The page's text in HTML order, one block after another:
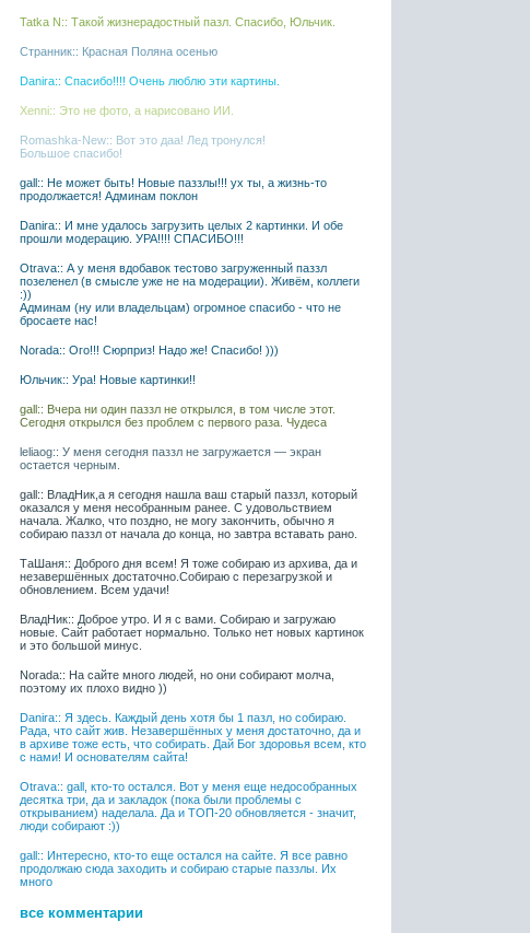
Tatka N:: Такой жизнерадостный пазл. Спасибо, Юльчик.
Странник:: Красная Поляна осенью
Danira:: Спасибо!!!! Очень люблю эти картины.
Xenni:: Это не фото, а нарисовано ИИ.
Romashka-New:: Вот это даа! Лед тронулся!
Большое спасибо!
gall:: Не может быть! Новые паззлы!!! ух ты, а жизнь-то
продолжается! Админам поклон
Danira:: И мне удалось загрузить целых 2 картинки. И обе
прошли модерацию. УРА!!!! СПАСИБО!!!
Otrava:: А у меня вдобавок тестово загруженный паззл
позеленел (в смысле уже не на модерации). Живём, коллеги
:))
Админам (ну или владельцам) огромное спасибо - что не
бросаете нас!
Norada:: Ого!!! Сюрприз! Надо же! Спасибо! )))
Юльчик:: Ура! Новые картинки!!
gall:: Вчера ни один паззл не открылся, в том числе этот.
Сегодня открылся без проблем с первого раза. Чудеса
leliaog:: У меня сегодня паззл не загружается — экран
остается черным.
gall:: ВладНик,а я сегодня нашла ваш старый паззл, который
оказался у меня несобранным ранее. С удовольствием
начала. Жалко, что поздно, не могу закончить, обычно я
собираю паззл от начала до конца, но завтра вставать рано.
ТаШаня:: Доброго дня всем! Я тоже собираю из архива, да и
незавершённых достаточно.Собираю с перезагрузкой и
обновлением. Всем удачи!
ВладНик:: Доброе утро. И я с вами. Собираю и загружаю
новые. Сайт работает нормально. Только нет новых картинок
и это большой минус.
Norada:: На сайте много людей, но они собирают молча,
поэтому их плохо видно ))
Danira:: Я здесь. Каждый день хотя бы 1 пазл, но собираю.
Рада, что сайт жив. Незавершённых у меня достаточно, да и
в архиве тоже есть, что собирать. Дай Бог здоровья всем, кто
с нами! И основателям сайта!
Otrava:: gall, кто-то остался. Вот у меня еще недособранных
десятка три, да и закладок (пока были проблемы с
открыванием) наделала. Да и ТОП-20 обновляется - значит,
люди собирают :))
gall:: Интересно, кто-то еще остался на сайте. Я все равно
продолжаю сюда заходить и собираю старые паззлы. Их
много
все комментарии